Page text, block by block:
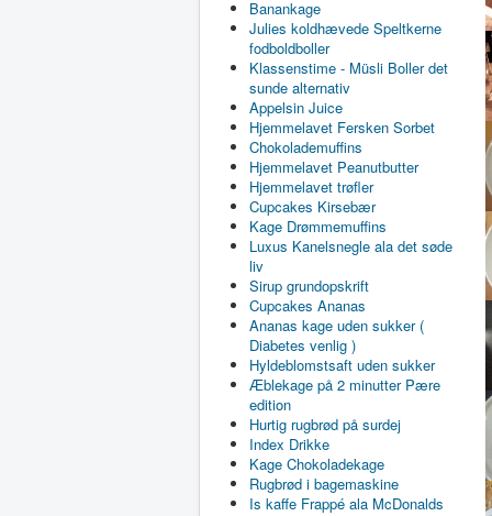
Banankage
Julies koldhævede Speltkerne
fodboldboller
Klassenstime - Müsli Boller det
sunde alternativ
Appelsin Juice
Hjemmelavet Fersken Sorbet
Chokolademuffins
Hjemmelavet Peanutbutter
Hjemmelavet trøfler
Cupcakes Kirsebær
Kage Drømmemuffins
Luxus Kanelsnegle ala det søde
liv
Sirup grundopskrift
Cupcakes Ananas
Ananas kage uden sukker (
Diabetes venlig )
Hyldeblomstsaft uden sukker
Æblekage på 2 minutter Pære
edition
Hurtig rugbrød på surdej
Index Drikke
Kage Chokoladekage
Rugbrød i bagemaskine
Is kaffe Frappé ala McDonalds